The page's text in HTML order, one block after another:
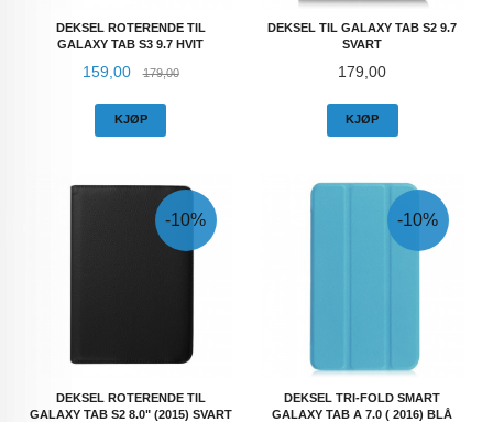
DEKSEL ROTERENDE TIL
GALAXY TAB S3 9.7 HVIT
Tilbud
159,00 179,00Rabatt
KJØP
DEKSEL TIL GALAXY TAB S2 9.7
SVART
Pris
179,00
KJØP
DEKSEL ROTERENDE TIL
GALAXY TAB S2 8.0" (2015) SVART
-10%
DEKSEL TRI-FOLD SMART
GALAXY TAB A 7.0 ( 2016) BLÅ
-10%